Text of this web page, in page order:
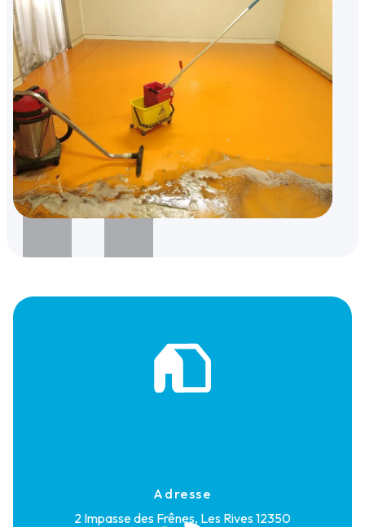
Adresse
2 Impasse des Frênes, Les Rives12350